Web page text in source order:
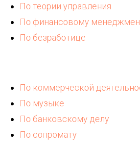
По теории управления
По финансовому
По безработице
По коммерческой
По музыке
По банковскому делу
По сопромату